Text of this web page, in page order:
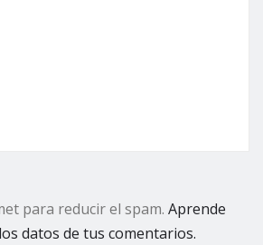
para reducir el spam. Aprende
datos de tus comentarios.